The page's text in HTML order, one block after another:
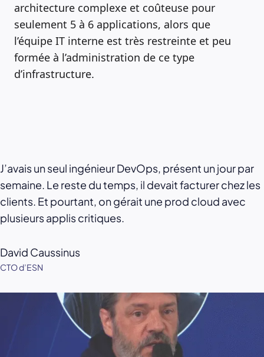
architecture complexe et coûteuse pour
seulement 5 à 6 applications, alors que
l’équipe IT interne est très restreinte et peu
formée à l’administration de ce type
d’infrastructure.
J’avais un seul ingénieur DevOps, présent un jour par
semaine. Le reste du temps, il devait facturer chez les
clients. Et pourtant, on gérait une prod cloud avec
plusieurs applis critiques.
David Caussinus
CTO d’ESN